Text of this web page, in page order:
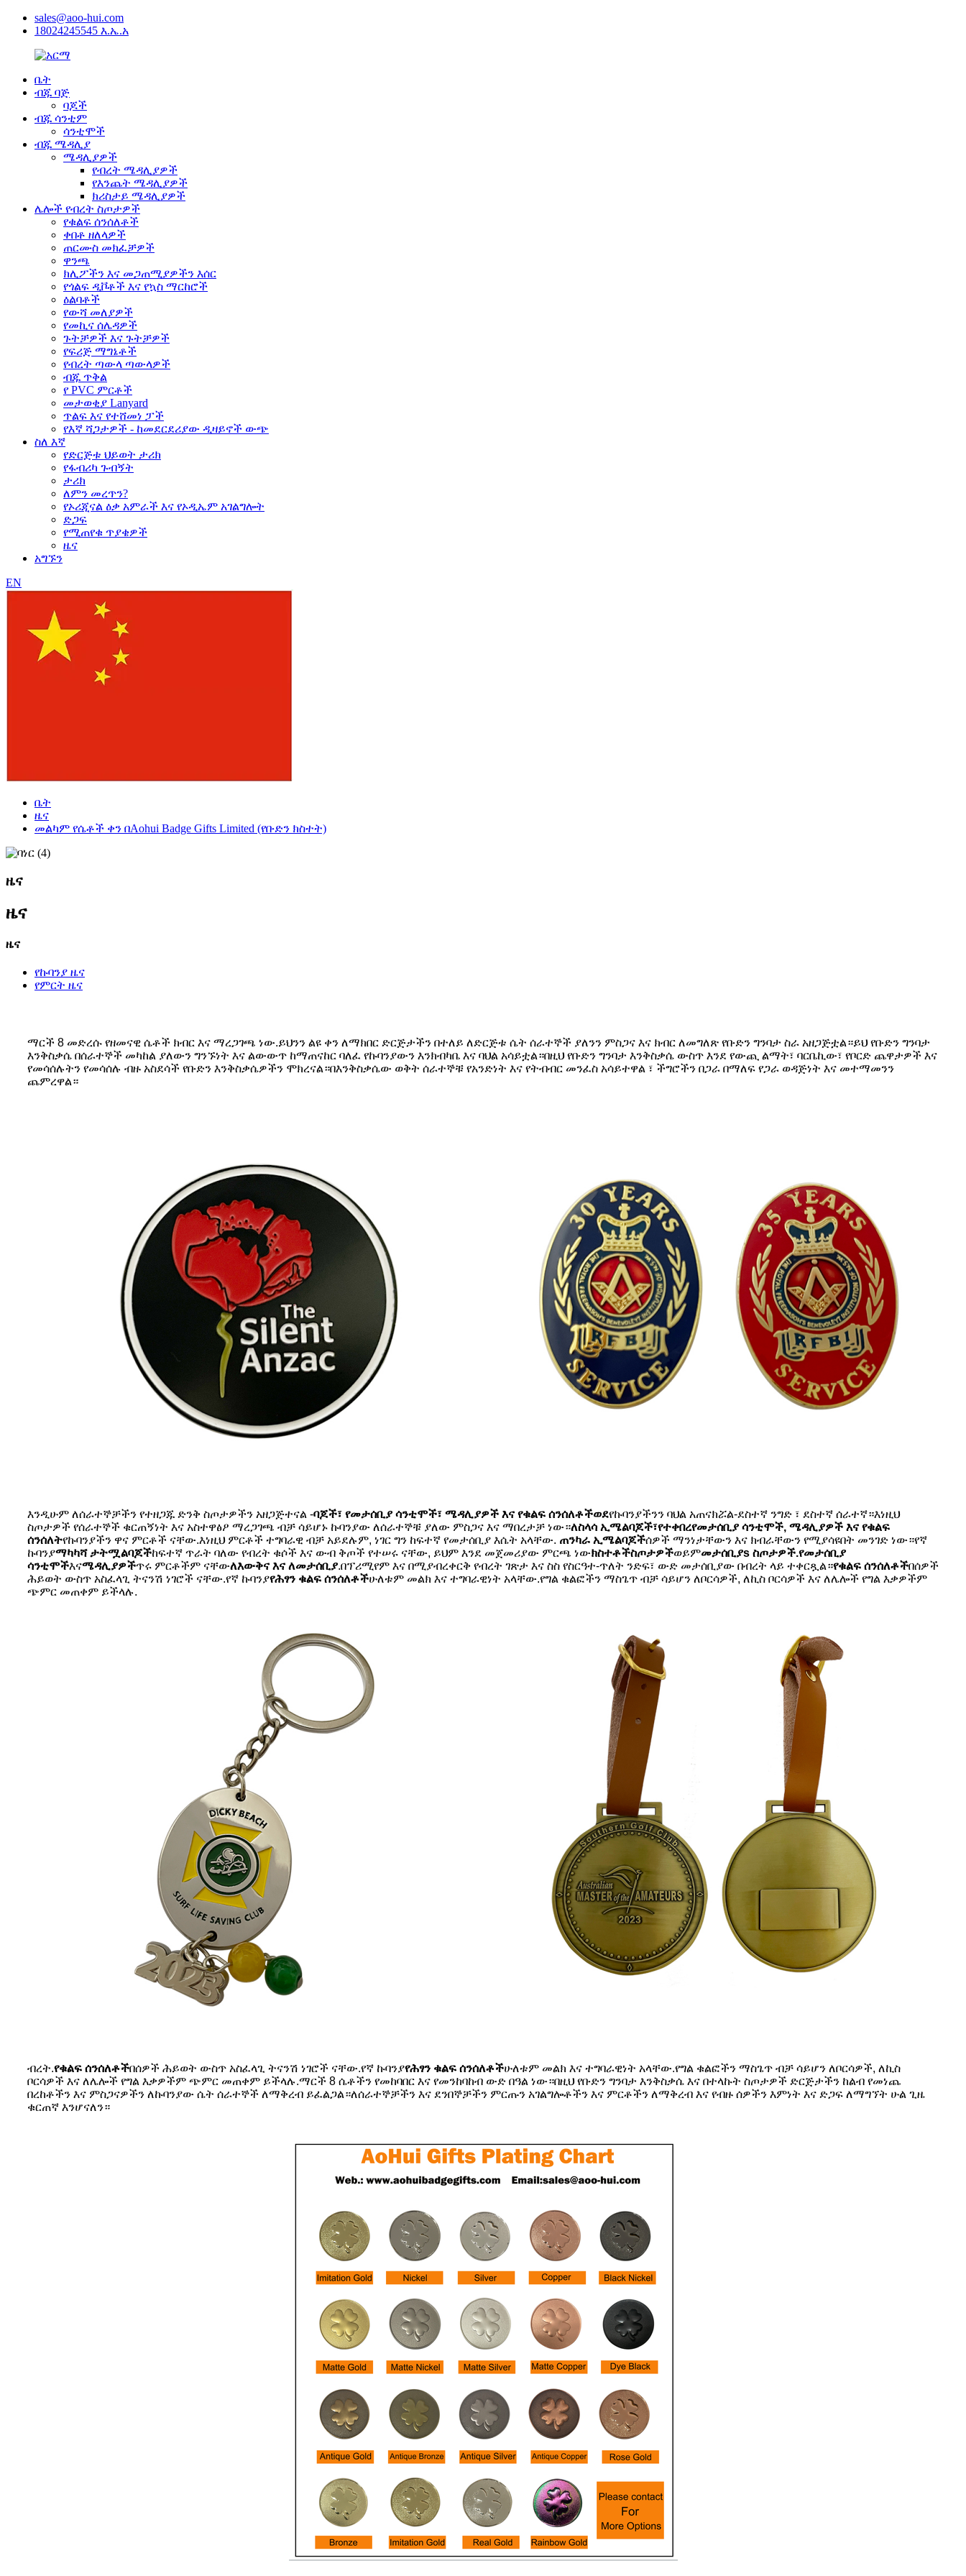
sales@aoo-hui.com
18024245545 እ.ኤ.አ
ቤት
ብጁ ባጅ
ባጆች
ብጁ ሳንቲም
ሳንቲሞች
ብጁ ሜዳሊያ
ሜዳሊያዎች
የብረት ሜዳሊያዎች
የእንጨት ሜዳሊያዎች
ክሪስታይ ሜዳሊያዎች
ሌሎች የብረት ስጦታዎች
የቁልፍ ሰንሰለቶች
ቀበቶ ዘለላዎች
ጠርሙስ መክፈቻዎች
ዋንጫ
ክሊፖችን እና መጋጠሚያዎችን እሰር
የጎልፍ ዲቮቶች እና የኳስ ማርከሮች
ዕልባቶች
የውሻ መለያዎች
የመኪና ሰሌዳዎች
ጉትቻዎች እና ጉትቻዎች
የፍሪጅ ማግኔቶች
የብረት ጣውላ ጣውላዎች
ብጁ ጥቅል
የ PVC ምርቶች
መታወቂያ Lanyard
ጥልፍ እና የተሸመነ ፓች
የእኛ ሻጋታዎች - ከመደርደሪያው ዲዛይኖች ውጭ
ስለ እኛ
የድርጅቱ ህይወት ታሪክ
የፋብሪካ ጉብኝት
ታሪክ
ለምን መረጥን?
የኦሪጂናል ዕቃ አምራች እና የኦዲኤም አገልግሎት
ድጋፍ
የሚጠየቁ ጥያቄዎች
ዜና
አግኙን
EN
ቤት
ዜና
መልካም የሴቶች ቀን በAohui Badge Gifts Limited (የቡድን ክስተት)
ዜና
ዜና
ዜና
የኩባንያ ዜና
የምርት ዜና
ማርች 8 መድረሱ የዘመናዊ ሴቶች ክብር እና ማረጋገጫ ነው.ይህንን ልዩ ቀን ለማክበር ድርጅታችን በተለይ ለድርጅቱ ሴት ሰራተኞች ያለንን ምስጋና እና ክብር ለመግለጽ የቡድን ግንባታ ስራ አዘጋጅቷል።ይህ የቡድን ግንባታ
እንቅስቃሴ በሰራተኞች መካከል ያለውን ግንኙነት እና ልውውጥ ከማጠናከር ባለፈ የኩባንያውን እንክብካቤ እና ባህል አሳይቷል።በዚህ የቡድን ግንባታ እንቅስቃሴ ውስጥ እንደ የውጪ ልማት፣ ባርቤኪው፣ የቦርድ ጨዋታዎች እና
የመሳሰሉትን የመሳሰሉ ብዙ አስደሳች የቡድን እንቅስቃሴዎችን ሞክረናል።በእንቅስቃሴው ወቅት ሰራተኞቹ የአንድነት እና የትብብር መንፈስ አሳይተዋል ፣ ችግሮችን በጋራ በማለፍ የጋራ ወዳጅነት እና መተማመንን
ጨምረዋል።
እንዲሁም ለሰራተኞቻችን የተዘጋጁ ድንቅ ስጦታዎችን አዘጋጅተናል -ባጆች፣ የመታሰቢያ ሳንቲሞች፣ ሜዳሊያዎች እና የቁልፍ ሰንሰለቶችወደየኩባንያችንን ባህል አጠናክሯል-ደስተኛ ንግድ ፣ ደስተኛ ሰራተኛ።እነዚህ
ስጦታዎች የሰራተኞች ቁርጠኝነት እና አስተዋፅዖ ማረጋገጫ ብቻ ሳይሆኑ ኩባንያው ለሰራተኞቹ ያለው ምስጋና እና ማበረታቻ ነው።ለስላሳ ኢሜልባጆች፣የተቀበረየመታሰቢያ ሳንቲሞች, ሜዳሊያዎች እና የቁልፍ
ሰንሰለትየኩባንያችን ዋና ምርቶች ናቸው.እነዚህ ምርቶች ተግባራዊ ብቻ አይደሉም, ነገር ግን ከፍተኛ የመታሰቢያ እሴት አላቸው. ጠንካራ ኢሜልባጆችሰዎች ማንነታቸውን እና ክብራቸውን የሚያሳዩበት መንገድ ነው።የኛ
ኩባንያማካካሻ ታትሟልባጆችከፍተኛ ጥራት ባለው የብረት ቁሶች እና ውብ ቅጦች የተሠሩ ናቸው, ይህም እንደ መጀመሪያው ምርጫ ነውክስተቶችስጦታዎችወይምመታሰቢያs ስጦታዎች.የመታሰቢያ
ሳንቲሞችእናሜዳሊያዎችጥሩ ምርቶችም ናቸውለእውቅና እና ለመታሰቢያ.በፕሪሚየም እና በሚያብረቀርቅ የብረት ገጽታ እና ስስ የስርዓተ-ጥለት ንድፍ፣ ውድ መታሰቢያው በብረት ላይ ተቀርጿል።የቁልፍ ሰንሰለቶችበሰዎች
ሕይወት ውስጥ አስፈላጊ ትናንሽ ነገሮች ናቸው.የኛ ኩባንያየሕፃን ቁልፍ ሰንሰለቶችሁለቱም መልክ እና ተግባራዊነት አላቸው.የግል ቁልፎችን ማስጌጥ ብቻ ሳይሆን ለቦርሳዎች, ለኪስ ቦርሳዎች እና ለሌሎች የግል እቃዎችም
ጭምር መጠቀም ይችላሉ.
ብረት.የቁልፍ ሰንሰለቶችበሰዎች ሕይወት ውስጥ አስፈላጊ ትናንሽ ነገሮች ናቸው.የኛ ኩባንያየሕፃን ቁልፍ ሰንሰለቶችሁለቱም መልክ እና ተግባራዊነት አላቸው.የግል ቁልፎችን ማስጌጥ ብቻ ሳይሆን ለቦርሳዎች, ለኪስ
ቦርሳዎች እና ለሌሎች የግል እቃዎችም ጭምር መጠቀም ይችላሉ.ማርች 8 ሴቶችን የመከባበር እና የመንከባከብ ውድ በዓል ነው።በዚህ የቡድን ግንባታ እንቅስቃሴ እና በተላኩት ስጦታዎች ድርጅታችን ከልብ የመነጨ
በረከቶችን እና ምስጋናዎችን ለኩባንያው ሴት ሰራተኞች ለማቅረብ ይፈልጋል።ለሰራተኞቻችን እና ደንበኞቻችን ምርጡን አገልግሎቶችን እና ምርቶችን ለማቅረብ እና የብዙ ሰዎችን እምነት እና ድጋፍ ለማግኘት ሁል ጊዜ
ቁርጠኛ እንሆናለን።